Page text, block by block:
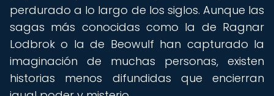
perdurado a lo largo de los siglos. Aunque las
sagas más conocidas como la de Ragnar
Lodbrok o la de Beowulf han capturado la
imaginación de muchas personas, existen
historias menos difundidas que encierran